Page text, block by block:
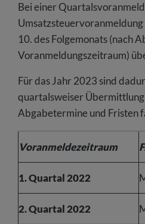
Bei einer
Umsatzsteuervoranmeldung
10. des Folgemonats (nach
Voranmeldungszeitraum)
Für das Jahr 2023 sind
quartalsweiser
Abgabetermine und Fristen
Voranmeldezeitraum
1. Quartal 2022
2. Quartal 2022